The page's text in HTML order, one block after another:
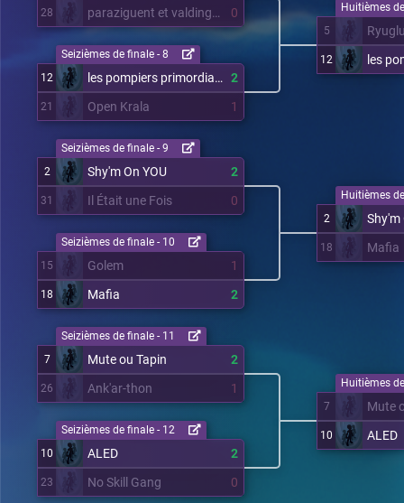
28 paraziguent et valdingument XD 0
12 les pompiers primordiaux 2
21 Open Krala 1
Seizièmes de finale - 8
2 Shy'm On YOU 2
31 Il Était une Fois 0
Seizièmes de finale - 9
15 Golem 1
18 Mafia 2
Seizièmes de finale - 10
7 Mute ou Tapin 2
26 Ank'ar-thon 1
Seizièmes de finale - 11
10 ALED 2
23 No Skill Gang 0
Seizièmes de finale - 12
5
12
Huitièmes
2 Shy'm
18 Mafia
Huitièmes
7 Mute
10 ALED
Huitièmes